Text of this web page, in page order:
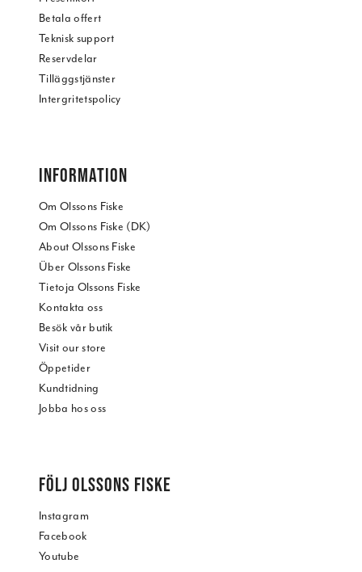
Betala offert
Teknisk support
Reservdelar
Tilläggstjänster
Intergritetspolicy
INFORMATION
Om Olssons Fiske
Om Olssons Fiske (DK)
About Olssons Fiske
Über Olssons Fiske
Tietoja Olssons Fiske
Kontakta oss
Besök vår butik
Visit our store
Öppetider
Kundtidning
Jobba hos oss
FÖLJ OLSSONS FISKE
Instagram
Facebook
Youtube